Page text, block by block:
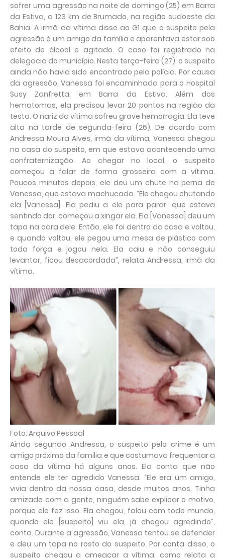
sofrer uma agressão na noite de domingo (25) em Barra
da Estiva, a 123 km de Brumado, na região sudoeste da
Bahia. A irmã da vítima disse ao G1 que o suspeito pela
agressão é um amigo da família e aparentava estar sob
efeito de álcool e agitado. O caso foi registrado na
delegacia do município. Nesta terça-feira (27), o suspeito
ainda não havia sido encontrado pela polícia. Por causa
da agressão, Vanessa foi encaminhada para o Hospital
Susy Zanfretta, em Barra da Estiva. Além dos
hematomas, ela precisou levar 20 pontos na região da
testa. O nariz da vítima sofreu grave hemorragia. Ela teve
alta na tarde de segunda-feira (26). De acordo com
Andressa Moura Alves, irmã da vítima, Vanessa chegou
na casa do suspeito, em que estava acontecendo uma
confraternização. Ao chegar no local, o suspeito
começou a falar de forma grosseira com a vítima.
Poucos minutos depois, ele deu um chute na perna de
Vanessa, que estava machucada. “Ele chegou chutando
ela [Vanessa]. Ela pediu a ele para parar, que estava
sentindo dor, começou a xingar ela. Ela [Vanessa] deu um
tapa na cara dele. Então, ele foi dentro da casa e voltou,
e quando voltou, ele pegou uma mesa de plástico com
toda força e jogou nela. Ela caiu e não conseguiu
levantar, ficou desacordada”, relata Andressa, irmã da
vítima.
Foto: Arquivo Pessoal
Ainda segundo Andressa, o suspeito pelo crime é um
amigo próximo da família e que costumava frequentar a
casa da vítima há alguns anos. Ela conta que não
entende ele ter agredido Vanessa. “Ele era um amigo,
vivia dentro da nossa casa, desde muitos anos. Tinha
amizade com a gente, ninguém sabe explicar o motivo,
porque ele fez isso. Ela chegou, falou com todo mundo,
quando ele [suspeito] viu ela, já chegou agredindo”,
conta. Durante a agressão, Vanessa tentou se defender
e deu um tapa no rosto do suspeito. Por conta disso, o
suspeito chegou a ameaçar a vítima, como relata a